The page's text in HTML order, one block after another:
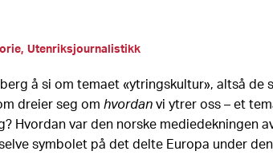
Utenriksjournalistikk
å si om temaet «ytringskultur», altså de
dreier seg omhvordan vi ytrer oss – et
Hvordan var den norske mediedekningen
symbolet på det delte Europa under